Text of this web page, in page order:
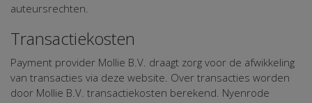
auteursrechten.
Transactiekosten
Payment provider Mollie B.V. draagt zorg voor de afwikkeling
van transacties via deze website. Over transacties worden
door Mollie B.V. transactiekosten berekend. Nyenrode